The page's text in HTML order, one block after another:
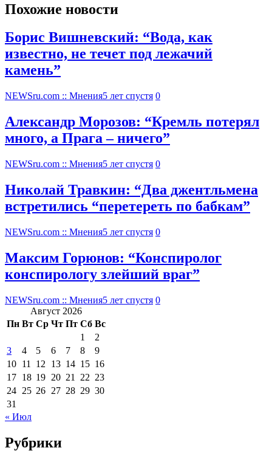
Похожие новости
Борис Вишневский: “Вода, как
известно, не течет под лежачий
камень”
NEWSru.com :: Мнения5 лет спустя 0
Александр Морозов: “Кремль потерял
много, а Прага – ничего”
NEWSru.com :: Мнения5 лет спустя 0
Николай Травкин: “Два джентльмена
встретились “перетереть по бабкам”
NEWSru.com :: Мнения5 лет спустя 0
Максим Горюнов: “Конспиролог
конспирологу злейший враг”
NEWSru.com :: Мнения5 лет спустя 0
Август 2026
Пн Вт Ср Чт Пт Сб Вс
1
2
3
4 5 6 7 8
9
10 11 12 13 14 15 16
17 18 19 20 21 22 23
24 25 26 27 28 29 30
31
« Июл
Рубрики